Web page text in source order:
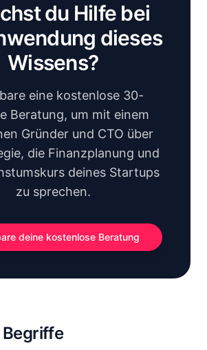
du Hilfe bei
dieses
Wissens?
eine kostenlose 30-
Beratung, um mit einem
Gründer und CTO über
die Finanzplanung und
deines Startups
zu sprechen.
deine kostenlose Beratung